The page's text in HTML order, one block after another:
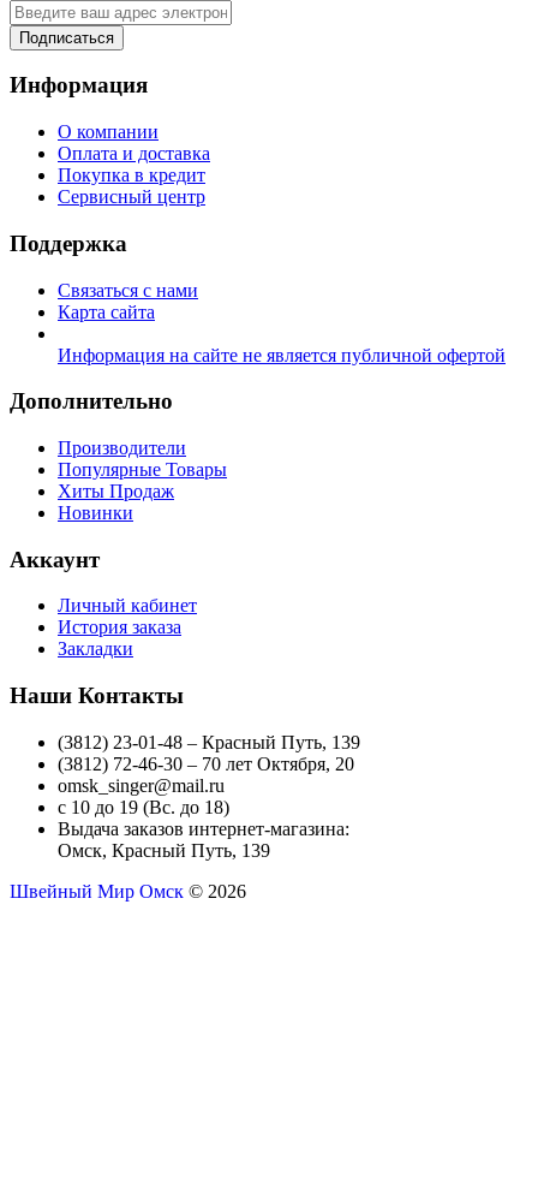
Подписаться
Информация
О компании
Оплата и доставка
Покупка в кредит
Сервисный центр
Поддержка
Связаться с нами
Карта сайта
Информация на сайте не является публичной офертой
Дополнительно
Производители
Популярные Товары
Хиты Продаж
Новинки
Аккаунт
Личный кабинет
История заказа
Закладки
Наши Контакты
(3812) 23-01-48 – Красный Путь, 139
(3812) 72-46-30 – 70 лет Октября, 20
omsk_singer@mail.ru
с 10 до 19 (Вс. до 18)
Выдача заказов интернет-магазина:
Омск, Красный Путь, 139
Швейный Мир Омск © 2026